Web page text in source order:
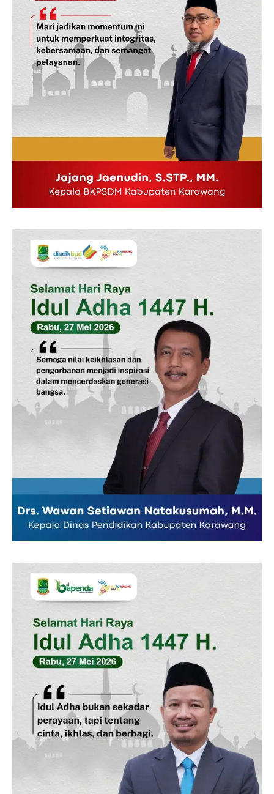
News Week
Magazine PRO
SUBSCRIBE NOW
Company
Disclaimer
Kontak Kami
Redaksi
Pedoman Media Siber
Tentang Kami
Indeks Berita